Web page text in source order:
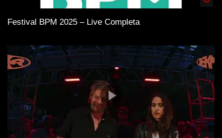
Festival BPM 2025 – Live Completa